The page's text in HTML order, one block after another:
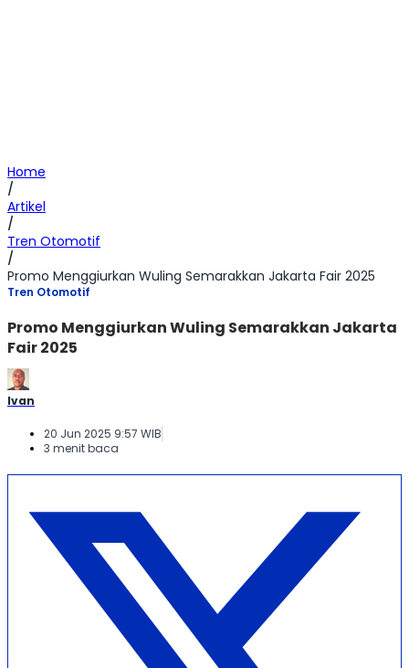
Home
/
Artikel
/
Tren Otomotif
/
Promo Menggiurkan Wuling Semarakkan Jakarta Fair 2025
Tren Otomotif
Promo Menggiurkan Wuling Semarakkan Jakarta
Fair 2025
Ivan
20 Jun 2025 9:57 WIB
3 menit baca